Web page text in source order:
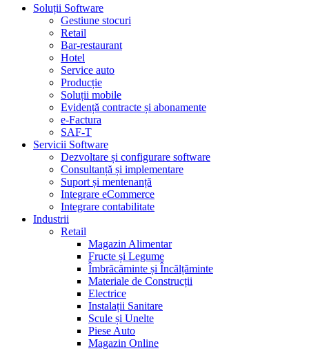
Close
Soluții Software
Gestiune stocuri
Retail
Bar-restaurant
Hotel
Service auto
Producție
Soluții mobile
Evidență contracte și abonamente
e-Factura
SAF-T
Servicii Software
Dezvoltare și configurare software
Consultanță și implementare
Suport și mentenanță
Integrare eCommerce
Integrare contabilitate
Industrii
Retail
Magazin Alimentar
Fructe și Legume
Îmbrăcăminte și Încălțăminte
Materiale de Construcții
Electrice
Instalații Sanitare
Scule și Unelte
Piese Auto
Magazin Online